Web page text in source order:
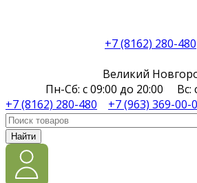
+7 (8162) 280-480
Великий
Пн-Сб: с 09:00 до 20:00 Вс:
+7 (8162) 280-480
+7 (963) 369-00-
Найти